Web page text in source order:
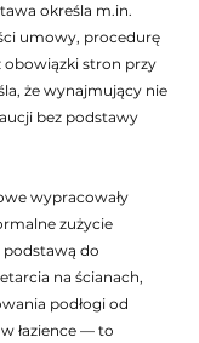
określa m.in.
umowy, procedurę
obowiązki stron przy
że wynajmujący nie
bez podstawy
wypracowały
zużycie
podstawą do
na ścianach,
podłogi od
łazience — to